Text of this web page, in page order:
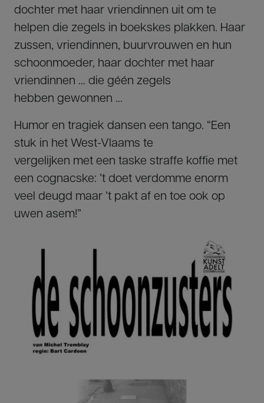
dochter met haar vriendinnen uit om te
helpen die zegels in boekskes plakken. Haar
zussen, vriendinnen, buurvrouwen en hun
schoonmoeder, haar dochter met haar
vriendinnen … die géén zegels
hebben gewonnen …
Humor en tragiek dansen een tango. “Een
stuk in het West-Vlaams te
vergelijken met een taske straffe koffie met
een cognacske: ’t doet verdomme enorm
veel deugd maar ’t pakt af en toe ook op
uwen asem!”